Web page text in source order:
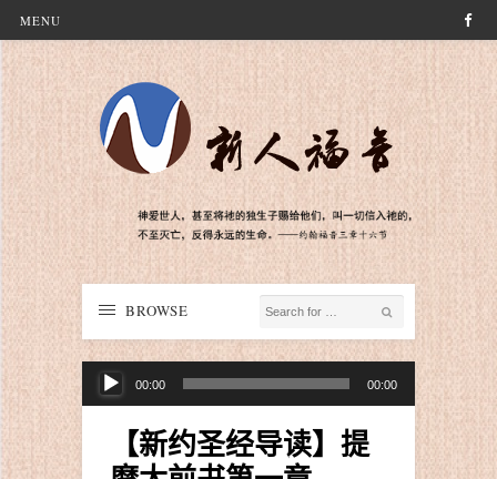
MENU
BROWSE
00:00 00:00
【新约圣经导读】提